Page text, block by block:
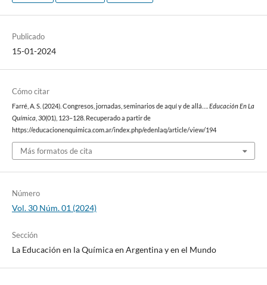
Publicado
15-01-2024
Cómo citar
Farré, A. S. (2024). Congresos, jornadas, seminarios de aquí y de allá…. Educación En La
Química 30(01), 123–128. Recuperado a partir de
https://educacionenquimica.com.ar/index.php/edenlaq/article/view/194
Más formatos de cita
Número
Vol. 30 Núm. 01 (2024)
Sección
La Educación en la Química en Argentina y en el Mundo